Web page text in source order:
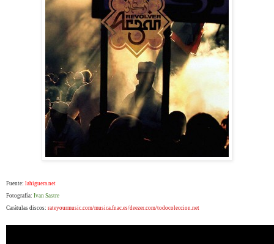
Fuente: lahiguera.net
Fotografía: Ivan Sastre
Carátulas discos: rateyourmusic.com/musica.fnac.es/deezer.com/todocoleccion.net